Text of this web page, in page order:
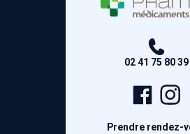
02 41 75 80 39
Page
Prendre rendez-